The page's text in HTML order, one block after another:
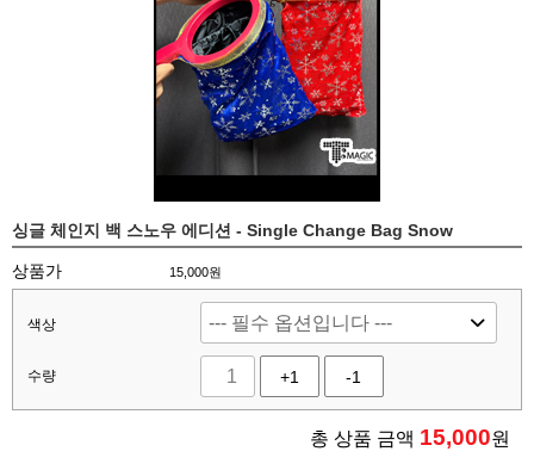
싱글 체인지 백 스노우 에디션 - Single Change Bag Snow
상품가 15,000원
색상
수량 +1 -1
총 상품 금액 15,000원